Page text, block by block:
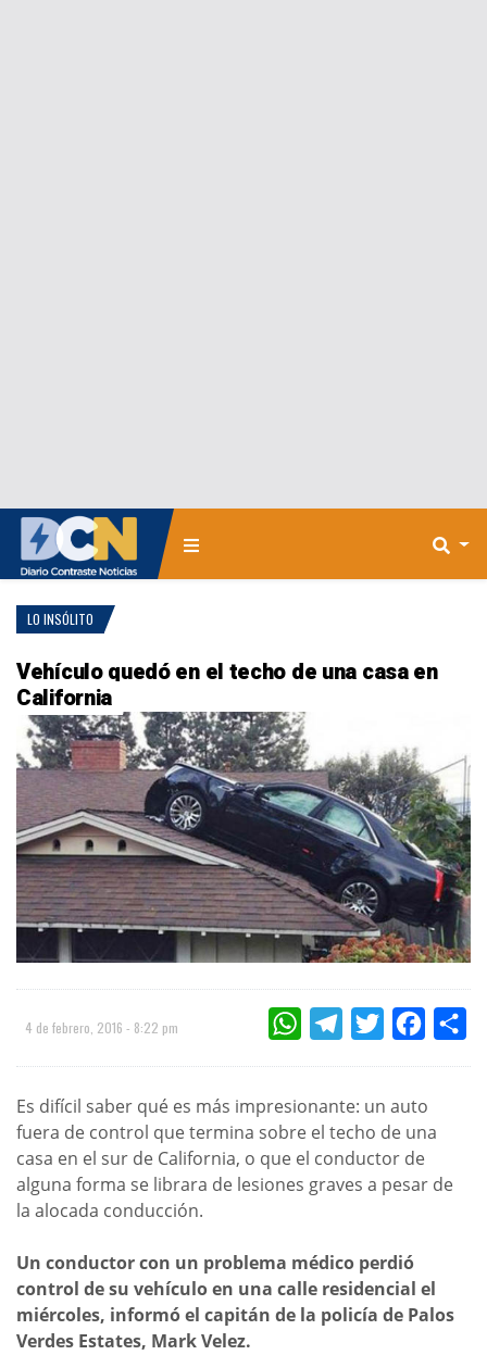
LO INSÓLITO
Vehículo quedó en el techo de una casa en
California
4 de febrero, 2016 - 8:22 pm WHATSAPPTELEGRAMTWITTER
Es difícil saber qué es más impresionante: un auto
fuera de control que termina sobre el techo de una
casa en el sur de California, o que el conductor de
alguna forma se librara de lesiones graves a pesar de
la alocada conducción.
Un conductor con un problema médico perdió
control de su vehículo en una calle residencial el
miércoles, informó el capitán de la policía de Palos
Verdes Estates, Mark Velez.